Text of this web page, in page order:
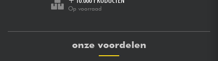
Op voorraad
onze voordelen